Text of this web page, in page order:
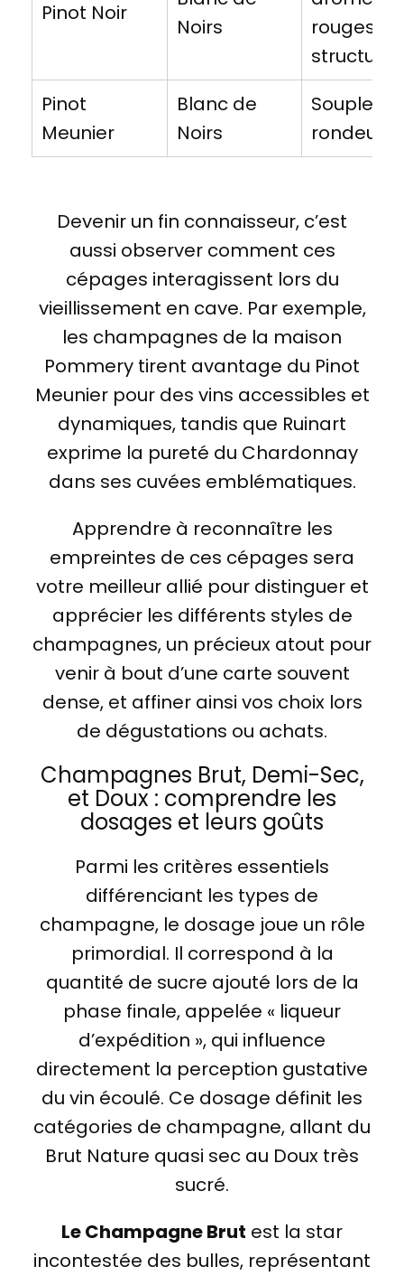
Pinot Noir
Noirs
rouges,
structure
Pinot
Meunier
Blanc de
Noirs
rondeur
Devenir un fin connaisseur, c’est
aussi observer comment ces
cépages interagissent lors du
vieillissement en cave. Par exemple,
les champagnes de la maison
Pommery tirent avantage du Pinot
Meunier pour des vins accessibles et
dynamiques, tandis que Ruinart
exprime la pureté du Chardonnay
dans ses cuvées emblématiques.
Apprendre à reconnaître les
empreintes de ces cépages sera
votre meilleur allié pour distinguer et
apprécier les différents styles de
champagnes, un précieux atout pour
venir à bout d’une carte souvent
dense, et affiner ainsi vos choix lors
de dégustations ou achats.
Champagnes Brut, Demi-Sec,
et Doux : comprendre les
dosages et leurs goûts
Parmi les critères essentiels
différenciant les types de
champagne, le dosage joue un rôle
primordial. Il correspond à la
quantité de sucre ajouté lors de la
phase finale, appelée « liqueur
d’expédition », qui influence
directement la perception gustative
du vin écoulé. Ce dosage définit les
catégories de champagne, allant du
Brut Nature quasi sec au Doux très
sucré.
Le Champagne Brut est la star
incontestée des bulles, représentant